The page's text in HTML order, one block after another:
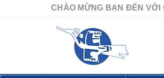
CHÀO MỪNG BẠN ĐẾN VỚI